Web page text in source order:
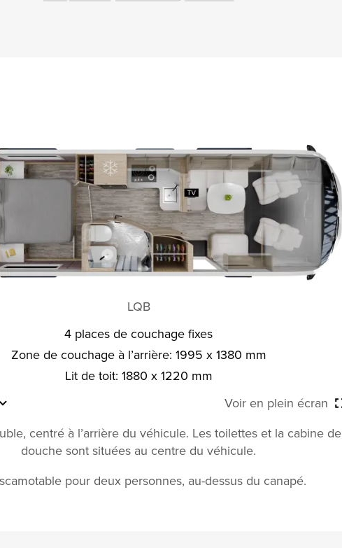
LQB
4 places de couchage fixes
Zone de couchage à l’arrière: 1995 x 1380 mm
Lit de toit: 1880 x 1220 mm
Voir en plein écran
centré à l’arrière du véhicule. Les toilettes et la cabine de
douche sont situées au centre du véhicule.
pour deux personnes, au-dessus du canapé.